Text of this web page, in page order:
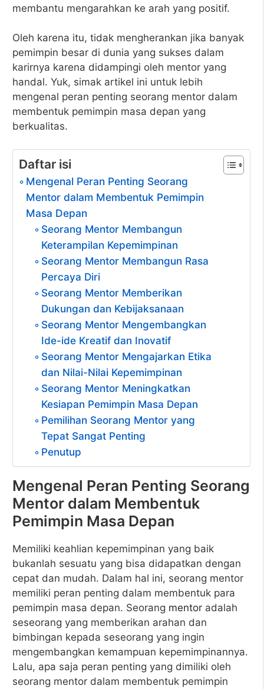
membantu mengarahkan ke arah yang positif.
Oleh karena itu, tidak mengherankan jika banyak
pemimpin besar di dunia yang sukses dalam
karirnya karena didampingi oleh mentor yang
handal. Yuk, simak artikel ini untuk lebih
mengenal peran penting seorang mentor dalam
membentuk pemimpin masa depan yang
berkualitas.
Daftar isi
Mengenal Peran Penting Seorang
Mentor dalam Membentuk Pemimpin
Masa Depan
Seorang Mentor Membangun
Keterampilan Kepemimpinan
Seorang Mentor Membangun Rasa
Percaya Diri
Seorang Mentor Memberikan
Dukungan dan Kebijaksanaan
Seorang Mentor Mengembangkan
Ide-ide Kreatif dan Inovatif
Seorang Mentor Mengajarkan Etika
dan Nilai-Nilai Kepemimpinan
Seorang Mentor Meningkatkan
Kesiapan Pemimpin Masa Depan
Pemilihan Seorang Mentor yang
Tepat Sangat Penting
Penutup
Mengenal Peran Penting Seorang
Mentor dalam Membentuk
Pemimpin Masa Depan
Memiliki keahlian kepemimpinan yang baik
bukanlah sesuatu yang bisa didapatkan dengan
cepat dan mudah. Dalam hal ini, seorang mentor
memiliki peran penting dalam membentuk para
pemimpin masa depan. Seorang mentor adalah
seseorang yang memberikan arahan dan
bimbingan kepada seseorang yang ingin
mengembangkan kemampuan kepemimpinannya.
Lalu, apa saja peran penting yang dimiliki oleh
seorang mentor dalam membentuk pemimpin